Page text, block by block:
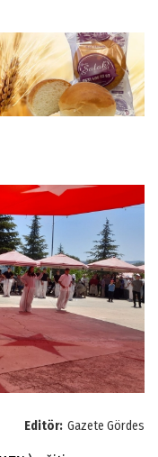
Editör: Gazete Gördes